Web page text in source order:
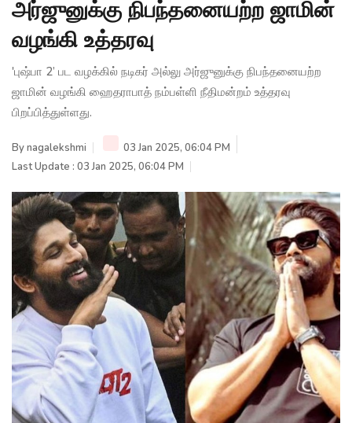
அர்ஜுனுக்கு நிபந்தனையற்ற ஜாமின்
வழங்கி உத்தரவு
'புஷ்பா 2’ பட வழக்கில் நடிகர் அல்லு அர்ஜுனுக்கு நிபந்தனையற்ற
ஜாமின் வழங்கி ஹைதராபாத் நம்பள்ளி நீதிமன்றம் உத்தரவு
பிறப்பித்துள்ளது.
Bynagalekshmi
03 Jan 2025, 06:04 PM
Last Update : 03 Jan 2025, 06:04 PM